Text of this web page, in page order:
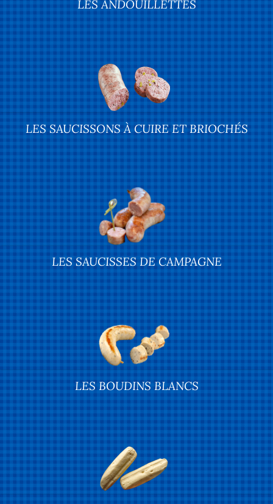
LES ANDOUILLETTES
LES SAUCISSONS À CUIRE ET BRIOCHÉS
LES SAUCISSES DE CAMPAGNE
LES BOUDINS BLANCS